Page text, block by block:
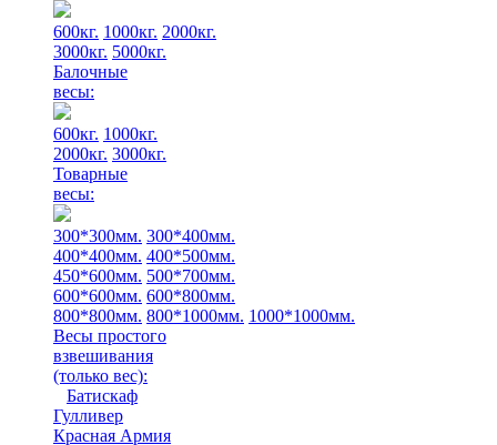
600кг. 1000кг. 2000кг.
3000кг. 5000кг.
Балочные
весы:
600кг. 1000кг.
2000кг. 3000кг.
Товарные
весы:
300*300мм. 300*400мм.
400*400мм. 400*500мм.
450*600мм. 500*700мм.
600*600мм. 600*800мм.
800*800мм. 800*1000мм. 1000*1000мм.
Весы простого
взвешивания
(только вес):
Батискаф
Гулливер
Красная Армия